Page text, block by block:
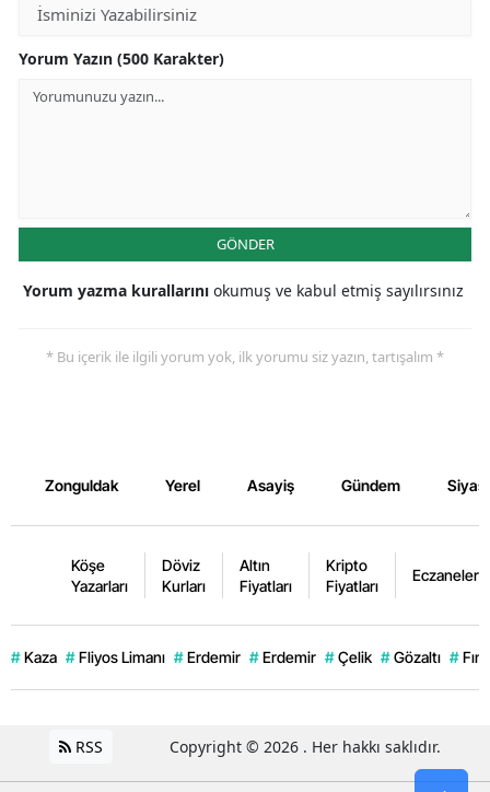
Yorum Yazın (500 Karakter)
GÖNDER
Yorum yazma kurallarını okumuş ve kabul etmiş sayılırsınız
* Bu içerik ile ilgili yorum yok, ilk yorumu siz yazın, tartışalım *
Zonguldak Yerel Asayiş Gündem
Köşe
Yazarları
Döviz
Kurları
Altın
Fiyatları
Kripto
Fiyatları
Eczaneler
# Kaza # Fliyos Limanı # Erdemir # Erdemir # Çelik # Gözaltı #
RSS Copyright © 2026 . Her hakkı saklıdır.